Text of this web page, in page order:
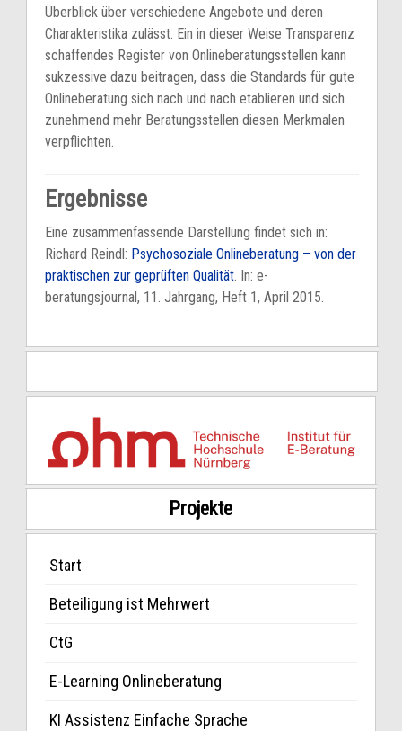
Überblick über verschiedene Angebote und deren
Charakteristika zulässt. Ein in dieser Weise Transparenz
schaffendes Register von Onlineberatungsstellen kann
sukzessive dazu beitragen, dass die Standards für gute
Onlineberatung sich nach und nach etablieren und sich
zunehmend mehr Beratungsstellen diesen Merkmalen
verpflichten.
Ergebnisse
Eine zusammenfassende Darstellung findet sich in:
Richard Reindl: Psychosoziale Onlineberatung – von der
praktischen zur geprüften Qualität. In: e-
beratungsjournal, 11. Jahrgang, Heft 1, April 2015.
Projekte
Start
Beteiligung ist Mehrwert
CtG
E-Learning Onlineberatung
KI Assistenz Einfache Sprache